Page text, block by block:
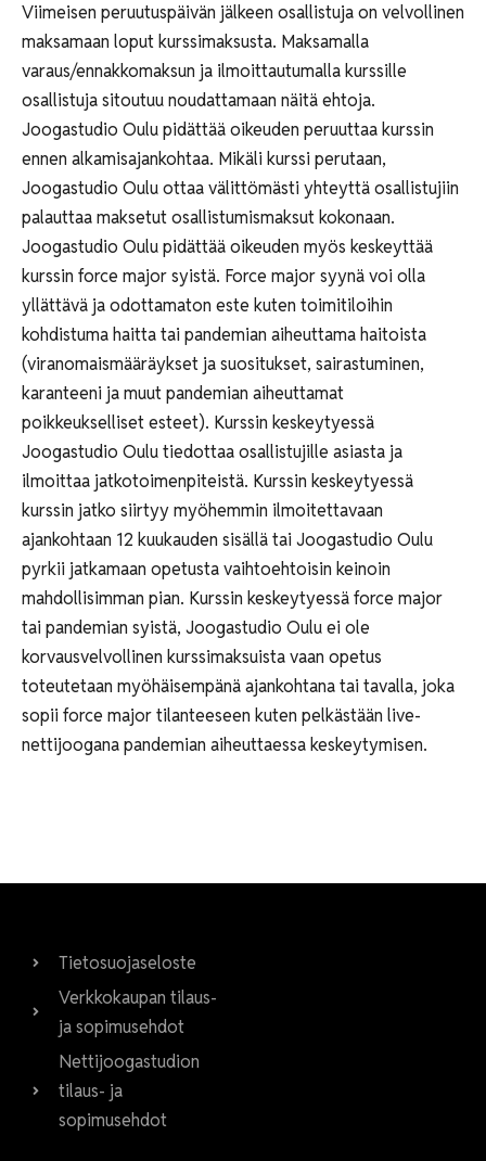
Viimeisen peruutuspäivän jälkeen osallistuja on velvollinen
maksamaan loput kurssimaksusta. Maksamalla
varaus/ennakkomaksun ja ilmoittautumalla kurssille
osallistuja sitoutuu noudattamaan näitä ehtoja.
Joogastudio Oulu pidättää oikeuden peruuttaa kurssin
ennen alkamisajankohtaa. Mikäli kurssi perutaan,
Joogastudio Oulu ottaa välittömästi yhteyttä osallistujiin
palauttaa maksetut osallistumismaksut kokonaan.
Joogastudio Oulu pidättää oikeuden myös keskeyttää
kurssin force major syistä. Force major syynä voi olla
yllättävä ja odottamaton este kuten toimitiloihin
kohdistuma haitta tai pandemian aiheuttama haitoista
(viranomaismääräykset ja suositukset, sairastuminen,
karanteeni ja muut pandemian aiheuttamat
poikkeukselliset esteet). Kurssin keskeytyessä
Joogastudio Oulu tiedottaa osallistujille asiasta ja
ilmoittaa jatkotoimenpiteistä. Kurssin keskeytyessä
kurssin jatko siirtyy myöhemmin ilmoitettavaan
ajankohtaan 12 kuukauden sisällä tai Joogastudio Oulu
pyrkii jatkamaan opetusta vaihtoehtoisin keinoin
mahdollisimman pian. Kurssin keskeytyessä force major
tai pandemian syistä, Joogastudio Oulu ei ole
korvausvelvollinen kurssimaksuista vaan opetus
toteutetaan myöhäisempänä ajankohtana tai tavalla, joka
sopii force major tilanteeseen kuten pelkästään live-
nettijoogana pandemian aiheuttaessa keskeytymisen.
Tietosuojaseloste
Verkkokaupan tilaus-
ja sopimusehdot
Nettijoogastudion
tilaus- ja
sopimusehdot